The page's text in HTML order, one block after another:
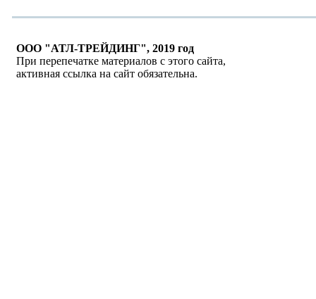
ООО "АТЛ-ТРЕЙДИНГ", 2019 год
При перепечатке материалов с этого сайта,
активная ссылка на сайт обязательна.